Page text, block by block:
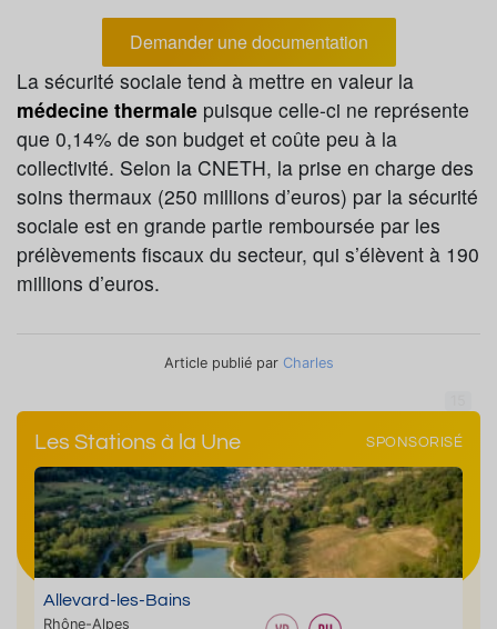
Demander une documentation
La sécurité sociale tend à mettre en valeur la
médecine thermale puisque celle-ci ne représente
que 0,14% de son budget et coûte peu à la
collectivité. Selon la CNETH, la prise en charge des
soins thermaux (250 millions d’euros) par la sécurité
sociale est en grande partie remboursée par les
prélèvements fiscaux du secteur, qui s’élèvent à 190
millions d’euros.
Article publié par Charles
Les Stations à la Une SPONSORISÉ
Allevard-les-Bains
Rhône-Alpes